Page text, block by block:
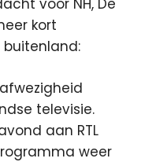
voor NH, De
kort
televisie.
aan RTL
weer